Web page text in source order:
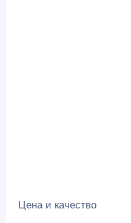
Цена и качество